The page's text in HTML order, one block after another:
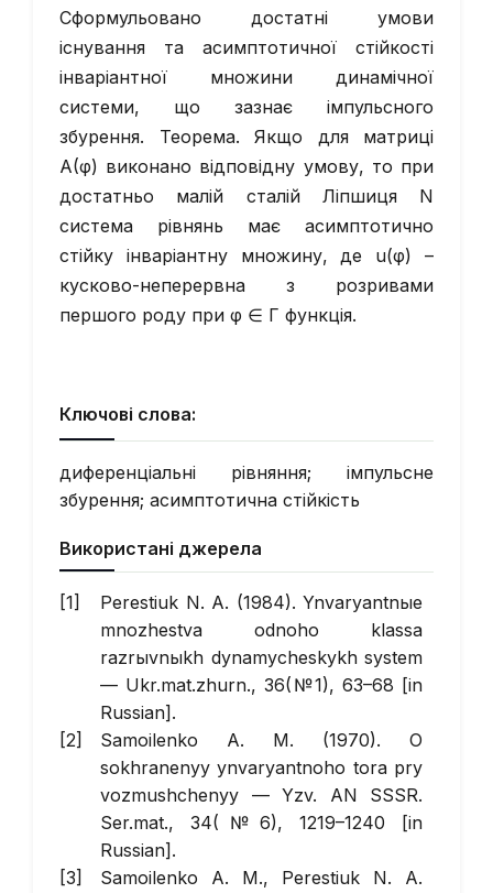
Сформульовано достатні умови
існування та асимптотичної стійкості
інваріантної множини динамічної
системи, що зазнає імпульсного
збурення. Теорема. Якщо для матриці
A(φ) виконано відповідну умову, то при
достатньо малій сталій Ліпшиця N
система рівнянь має асимптотично
стійку інваріантну множину, де u(φ) –
кусково-неперервна з розривами
першого роду при φ ∈ Г функція.
Ключові слова:
диференціальні рівняння; імпульсне
збурення; асимптотична стійкість
Використані джерела
Perestiuk N. A. (1984). Ynvaryantnыe
mnozhestva odnoho klassa
razrыvnыkh dynamycheskykh system
— Ukr.mat.zhurn., 36(№1), 63–68 [in
Russian].
Samoilenko A. M. (1970). O
sokhranenyy ynvaryantnoho tora pry
vozmushchenyy — Yzv. AN SSSR.
Ser.mat., 34(№6), 1219–1240 [in
Russian].
Samoilenko A. M., Perestiuk N. A.